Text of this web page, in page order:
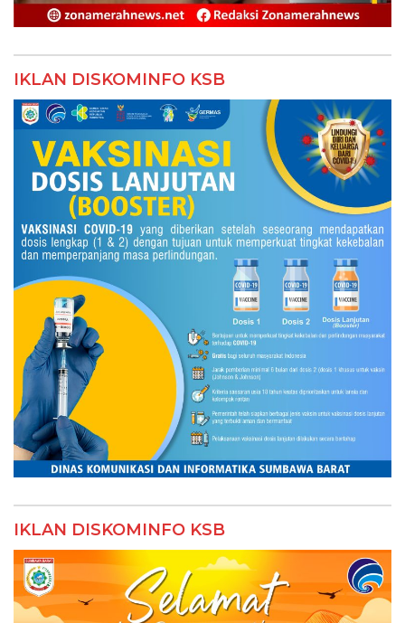
IKLAN DISKOMINFO KSB
IKLAN DISKOMINFO KSB